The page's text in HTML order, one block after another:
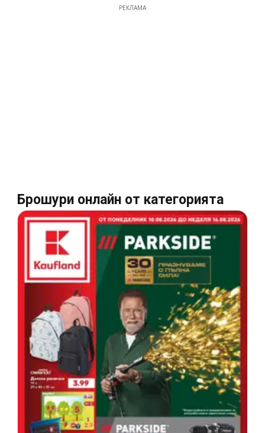
РЕКЛАМА
Брошури онлайн от категорията